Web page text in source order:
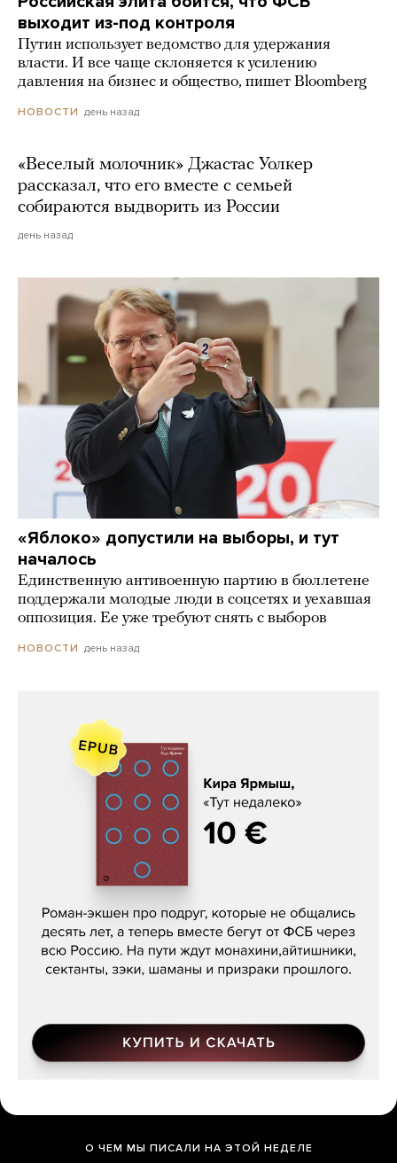
выходит из-под контроля
Путин использует ведомство для удержания
власти. И все чаще склоняется к усилению
давления на бизнес и общество, пишет Bloomberg
НОВОСТИ день назад
«Веселый молочник» Джастас Уолкер
рассказал, что его вместе с семьей
собираются выдворить из России
день назад
«Яблоко» допустили на выборы, и тут
началось
Единственную антивоенную партию в бюллетене
поддержали молодые люди в соцсетях и уехавшая
оппозиция. Ее уже требуют снять с выборов
НОВОСТИ день назад
Кира Ярмыш, «Тут недалеко»
О ЧЕМ МЫ ПИСАЛИ НА ЭТОЙ НЕДЕЛЕ